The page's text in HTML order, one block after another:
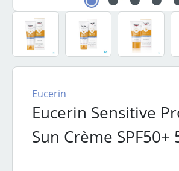
Eucerin Sensitive
Sun Crème SPF50+
Eucerin